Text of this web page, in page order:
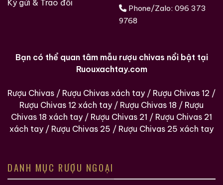
Ruouxachtay.com không chịu trách nhiệm về chất
lượng của sản phẩm vì đây là rượu vang cũ. Chúng tôi
thơm tự nhiên của rượu sau nhiều năm đóng kín. Nếu
bạn chọn rót rượu trước khi phục vụ, hãy đảm bảo bạn
mà rượu vang cũ có xu hướng tạo ra.
Giới Thiệu Một Số Mẫu Rượu Trung Quốc
Ký gửi & Trao đổi
Phone/Zalo: 096 373
9768
Bạn có thể quan tâm mẫu rượu chivas nổi bật tại
Ruouxachtay.com
Rượu Chivas / Rượu Chivas xách tay / Rượu Chivas 12 /
Rượu Chivas 12 xách tay / Rượu Chivas 18 / Rượu
Chivas 18 xách tay / Rượu Chivas 21 / Rượu Chivas 21
xách tay / Rượu Chivas 25 / Rượu Chivas 25 xách tay
DANH MỤC RƯỢU NGOẠI